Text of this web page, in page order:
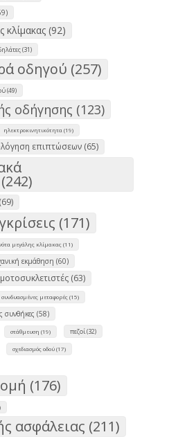
κλίμακας (92)
(31)
οδηγού (257)
(49)
οδήγησης (123)
ηλεκτροκινητικότητα (19)
επιπτώσεων (65)
(171)
μεγάλης κλίμακας (11)
εκμάθηση (60)
μοτοσυκλετιστές (63)
συνδυασμένες μεταφορές (15)
συνθήκες (58)
στάθμευση (19) πεζοί (32)
σχεδιασμός οδού (17)
(176)
ασφάλειας (211)